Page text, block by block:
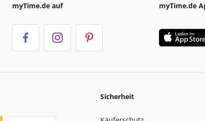
myTime.de auf myTime.de
Sicherheit